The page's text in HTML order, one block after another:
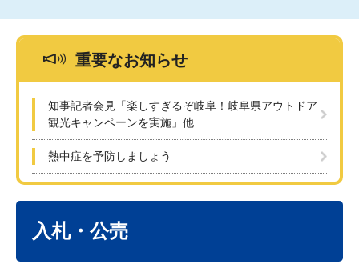
重要なお知らせ
知事記者会見「楽しすぎるぞ岐阜！岐阜県アウトドア
観光キャンペーンを実施」他
熱中症を予防しましょう
入札・公売